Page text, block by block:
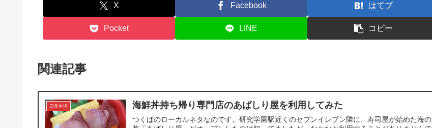
X Facebook はてブ
Pocket LINE コピー
関連記事
日常生活 海鮮丼持ち帰り専門店のあばしり屋を利用してみた
つくばのローカルネタなのです。研究学園駅近くのセブンイレブン隣に、寿司屋が始めた海の